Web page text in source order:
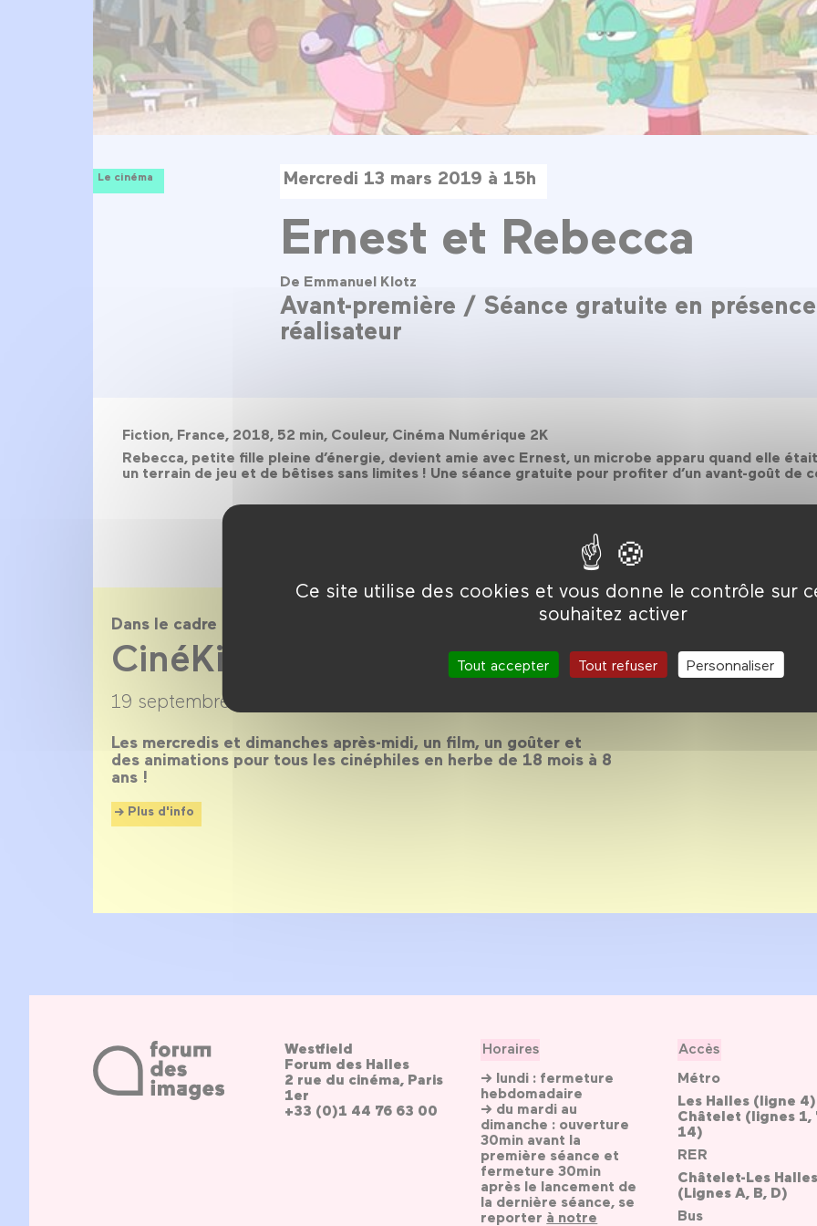
Ce site utilise des cookies et vous donne le contrôle sur
souhaitez activer
Tout accepter Tout refuser Personnaliser
Le cinéma Mercredi 13 mars 2019 à 15h
Ernest et Rebecca
De Emmanuel Klotz
Avant-première / Séance gratuite en
réalisateur
Fiction, France, 2018, 52 min, Couleur, Cinéma Numérique 2K
Rebecca, petite fille pleine d’énergie, devient amie avec Ernest, un microbe apparu quand elle
un terrain de jeu et de bêtises sans limites ! Une séance gratuite pour profiter d’un avant-goût de
Dans le cadre de
CinéKids saison 2018-2019
19 septembre 2018 →
Les mercredis et dimanches après-midi, un film, un goûter et
des animations pour tous les cinéphiles en herbe de 18 mois à 8
ans !
Plus d'info
Westfield
Forum des Halles
2 rue du cinéma, Paris
1er
+33 (0)1 44 76 63 00
Horaires
→ lundi : fermeture
hebdomadaire
→ du mardi au
dimanche : ouverture
30min avant la
première séance et
fermeture 30min
après le lancement de
la dernière séance, se
reporter à notre
Accès
Métro
Les Halles (ligne 4)
Châtelet (lignes 1,
14)
RER
Châtelet-Les Halles
(Lignes A, B, D)
Bus